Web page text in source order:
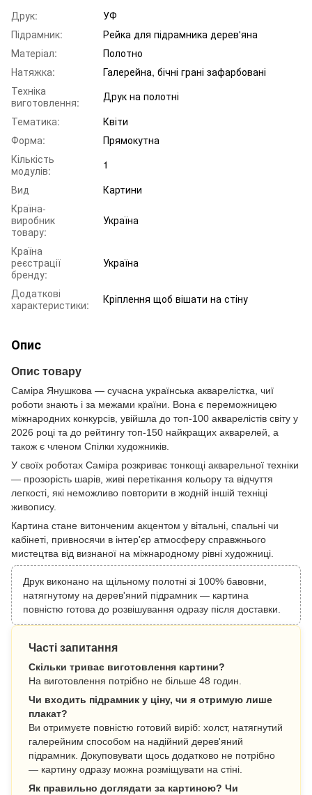
Друк:
УФ
Підрамник:
Рейка для підрамника дерев'яна
Матеріал:
Полотно
Натяжка:
Галерейна, бічні грані зафарбовані
Техніка
виготовлення:
Друк на полотні
Тематика:
Квіти
Форма:
Прямокутна
Кількість
модулів:
1
Вид
Картини
Країна-
виробник
товару:
Україна
Країна
реєстрації
бренду:
Україна
Додаткові
характеристики:
Кріплення щоб вішати на стіну
Опис
Опис товару
Саміра Янушкова — сучасна українська акварелістка, чиї
роботи знають і за межами країни. Вона є переможницею
міжнародних конкурсів, увійшла до топ-100 акварелістів світу у
2026 році та до рейтингу топ-150 найкращих акварелей, а
також є членом Спілки художників.
У своїх роботах Саміра розкриває тонкощі акварельної техніки
— прозорість шарів, живі перетікання кольору та відчуття
легкості, які неможливо повторити в жодній іншій техніці
живопису.
Картина стане витонченим акцентом у вітальні, спальні чи
кабінеті, привносячи в інтер'єр атмосферу справжнього
мистецтва від визнаної на міжнародному рівні художниці.
Друк виконано на щільному полотні зі 100% бавовни,
натягнутому на дерев'яний підрамник — картина
повністю готова до розвішування одразу після доставки.
Часті запитання
Скільки триває виготовлення картини?
На виготовлення потрібно не більше 48 годин.
Чи входить підрамник у ціну, чи я отримую лише
плакат?
Ви отримуєте повністю готовий виріб: холст, натягнутий
галерейним способом на надійний дерев'яний
підрамник. Докуповувати щось додатково не потрібно
— картину одразу можна розміщувати на стіні.
Як правильно доглядати за картиною? Чи